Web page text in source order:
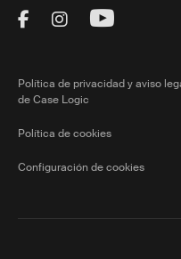
Visit Thule on
Visit Thule on
Visit
Política de privacidad y aviso
de Case Logic
Política de cookies
Configuración de cookies